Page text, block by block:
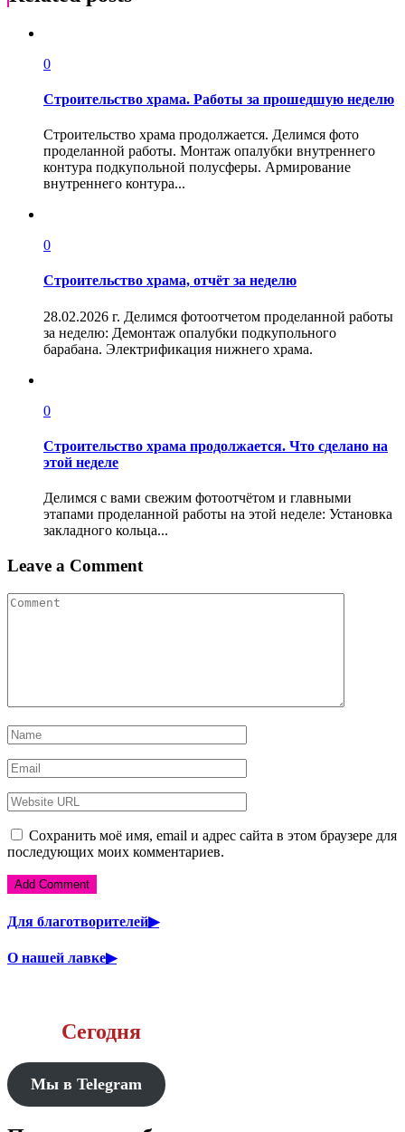
0
Строительство храма. Работы за прошедшую неделю
Строительство храма продолжается. Делимся фото
проделанной работы. Монтаж опалубки внутреннего
контура подкупольной полусферы. Армирование
внутреннего контура...
0
Строительство храма, отчёт за неделю
28.02.2026 г. Делимся фотоотчетом проделанной работы
за неделю: Демонтаж опалубки подкупольного
барабана. Электрификация нижнего храма.
0
Строительство храма продолжается. Что сделано на
этой неделе
Делимся с вами свежим фотоотчётом и главными
этапами проделанной работы на этой неделе: Установка
закладного кольца...
Leave a Comment
Сохранить моё имя, email и адрес сайта в этом браузере для
последующих моих комментариев.
Для благотворителей▶
О нашей лавке▶
Сегодня
Мы в Telegram